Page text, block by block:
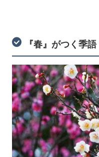
『春』がつく季語